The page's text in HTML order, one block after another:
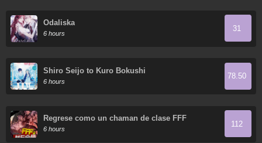
Odaliska
6 hours
31
Shiro Seijo to Kuro Bokushi
6 hours
78.50
Regrese como un chaman de clase FFF
6 hours
112